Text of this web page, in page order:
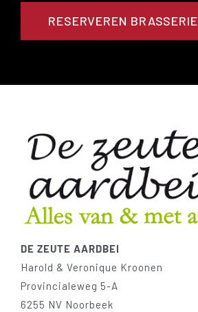
RESERVEREN BRASSERIE
DE ZEUTE AARDBEI
Harold & Veronique Kroonen
Provincialeweg 5-A
6255 NV Noorbeek